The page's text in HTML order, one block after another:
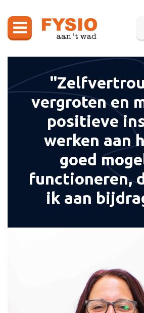
vergroten en
positieve
werken aan
goed
functioneren,
ik aan